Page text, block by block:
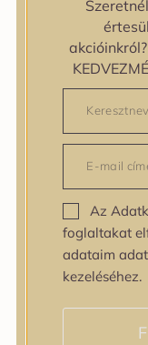
Érett
Tág
Speciális
Tini
Az
foglaltakat
adataim
kezeléséhez.